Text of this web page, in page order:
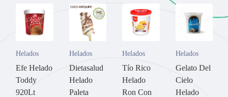
Helados
Efe Helado
Toddy
920Lt
Helados
Dietasalud
Helado
Paleta
Helados
Tío Rico
Helado
Ron Con
Helados
Gelato Del
Cielo
Helado